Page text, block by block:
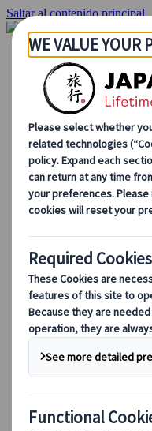
Saltar al contenido principal
Inicio
Viajes
Viajes a medida
Viajes de autor
Fly & Drive
Circuitos
Excursiones
Tours de grupo
Japan Rail Pass
Cómo trabajamos
Sobre nosotros
Nuestro equipo
Blog
Consejos de
Destinos
Perspectivas
Experiencias
Recorre Japón
Preguntas frecuentes
Información
Etiqueta en
Conducir en
Reservar con
Japan Rail Pass
Alojamiento
Asesoramiento virtual